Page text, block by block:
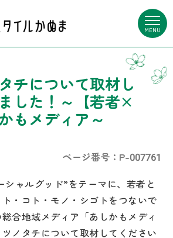
MENU
チについて取材し
した！～【若者×
もメディア～
ページ番号：P-007761
ャルグッド”をテーマに、若者と
・コト・モノ・シゴトをつないで
合地域メディア「あしかもメディ
ノタチについて取材してください